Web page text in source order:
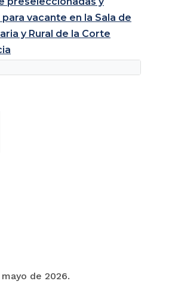
vacante en la Sala de
y Rural de la Corte
de 2026.